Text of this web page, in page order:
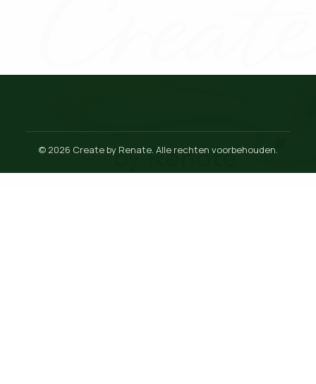
© 2026 Create by Renate. Alle rechten voorbehouden.